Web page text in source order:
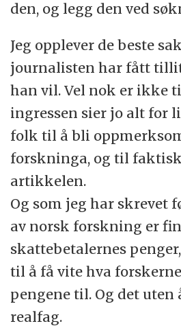
den, og legg den ved
Jeg opplever de beste
journalisten har fått
han vil. Vel nok er ikke
ingressen sier jo alt for
folk til å bli
forskninga, og til faktisk
artikkelen.
Og som jeg har skrevet
av norsk forskning er
skattebetalernes
til å få vite hva
pengene til. Og det uten
realfag.